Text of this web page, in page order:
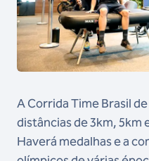
A Corrida Time Brasil
distâncias de 3km, 5km
Haverá medalhas e a